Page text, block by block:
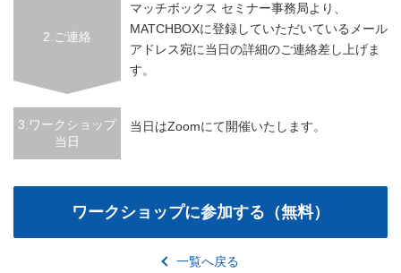
2.ご連絡
マッチボックス セミナー事務局より、
MATCHBOXに登録していただいているメール
アドレス宛に当日の詳細のご連絡差し上げま
す。
3.ワークショップ
当日
当日はZoomにて開催いたします。
一覧へ戻る